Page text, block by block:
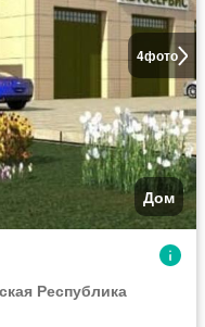
4фото
Дом
Республика